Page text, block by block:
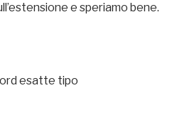
e speriamo bene.
esatte tipo